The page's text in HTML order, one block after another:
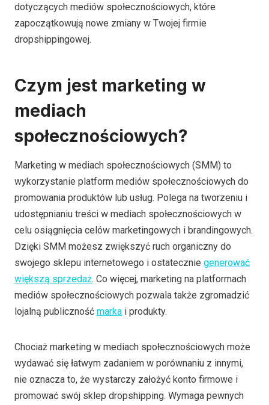
dotyczących mediów społecznościowych, które
zapoczątkowują nowe zmiany w Twojej firmie
dropshippingowej.
Czym jest marketing w
mediach
społecznościowych?
Marketing w mediach społecznościowych (SMM) to
wykorzystanie platform mediów społecznościowych do
promowania produktów lub usług. Polega na tworzeniu i
udostępnianiu treści w mediach społecznościowych w
celu osiągnięcia celów marketingowych i brandingowych.
Dzięki SMM możesz zwiększyć ruch organiczny do
swojego sklepu internetowego i ostatecznie generować
większą sprzedaż. Co więcej, marketing na platformach
mediów społecznościowych pozwala także zgromadzić
lojalną publiczność marka i produkty.
Chociaż marketing w mediach społecznościowych może
wydawać się łatwym zadaniem w porównaniu z innymi,
nie oznacza to, że wystarczy założyć konto firmowe i
promować swój sklep dropshipping. Wymaga pewnych